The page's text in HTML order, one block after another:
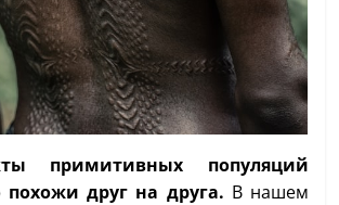
примитивных популяций
друг на друга. В нашем